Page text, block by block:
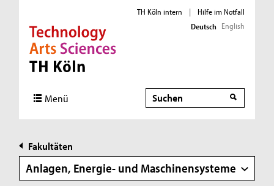
Direkt zur Hauptnavigation
Direkt zur Subnavigation
Direkt zum Inhalt
Direkt zum Fußbereich
TH Köln intern |
Hilfe im Notfall
Deutsch English
Menü Suche
Suche
Fakultäten
Anlagen, Energie- und Maschinensysteme